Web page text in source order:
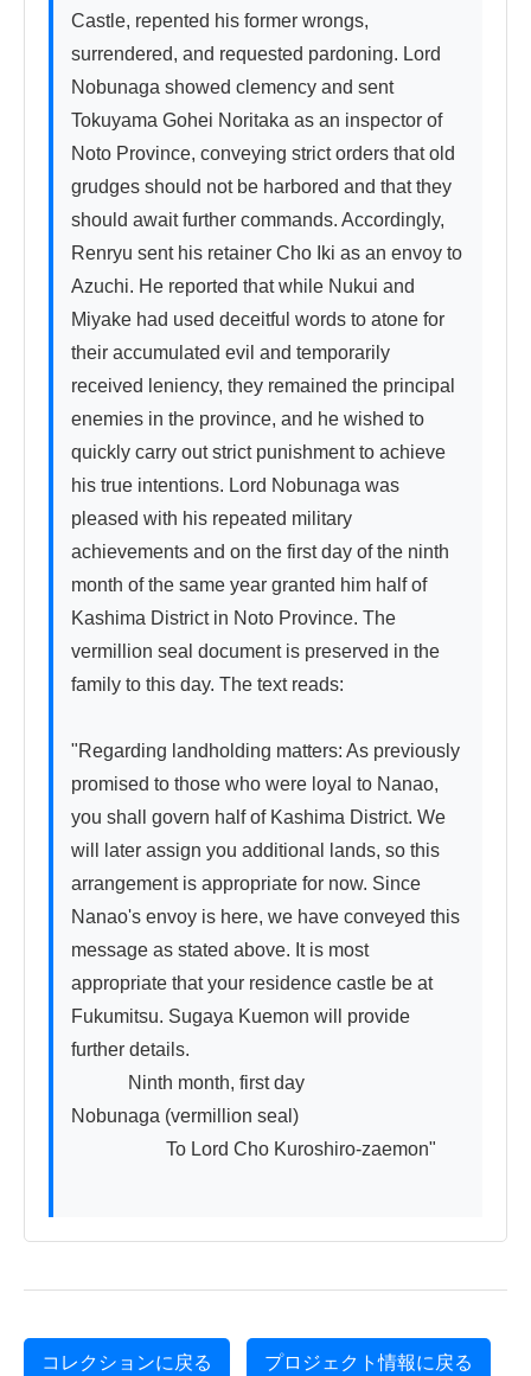
Castle, repented his former wrongs,
surrendered, and requested pardoning. Lord
Nobunaga showed clemency and sent
Tokuyama Gohei Noritaka as an inspector of
Noto Province, conveying strict orders that old
grudges should not be harbored and that they
should await further commands. Accordingly,
Renryu sent his retainer Cho Iki as an envoy to
Azuchi. He reported that while Nukui and
Miyake had used deceitful words to atone for
their accumulated evil and temporarily
received leniency, they remained the principal
enemies in the province, and he wished to
quickly carry out strict punishment to achieve
his true intentions. Lord Nobunaga was
pleased with his repeated military
achievements and on the first day of the ninth
month of the same year granted him half of
Kashima District in Noto Province. The
vermillion seal document is preserved in the
family to this day. The text reads:
"Regarding landholding matters: As previously
promised to those who were loyal to Nanao,
you shall govern half of Kashima District. We
will later assign you additional lands, so this
arrangement is appropriate for now. Since
Nanao's envoy is here, we have conveyed this
message as stated above. It is most
appropriate that your residence castle be at
Fukumitsu. Sugaya Kuemon will provide
further details.
Ninth month, first day
Nobunaga (vermillion seal)
To Lord Cho Kuroshiro-zaemon"
コレクションに戻る プロジェクト情報に戻る